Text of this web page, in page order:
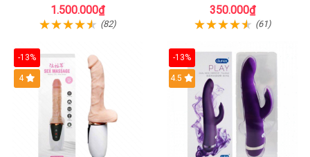
năng sạc điện
1.500.000₫
(82)
350.000₫
(61)
-13%
Hot
4
-13%
Hot
4.5